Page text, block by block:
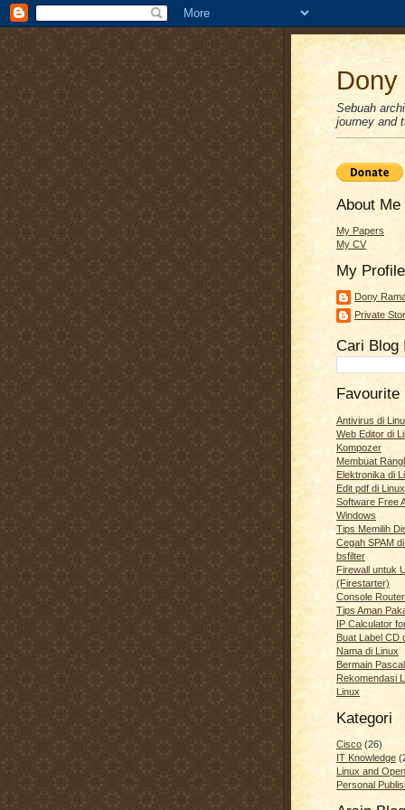
Sebuah
journey and
About Me
My Papers
My CV
My Profile
Dony
Private
Cari Blog
Favourite
Antivirus di
Web Editor di
Kompozer
Membuat
Elektronika di
Edit pdf di Linux
Software Free
Windows
Tips Memilih
Cegah SPAM
bsfilter
Firewall untuk
(Firestarter)
Console
Tips Aman
IP Calculator
Buat Label CD
Nama di Linux
Bermain
Rekomendasi
Linux
Kategori
Cisco (26)
IT Knowledge
Linux and
Personal